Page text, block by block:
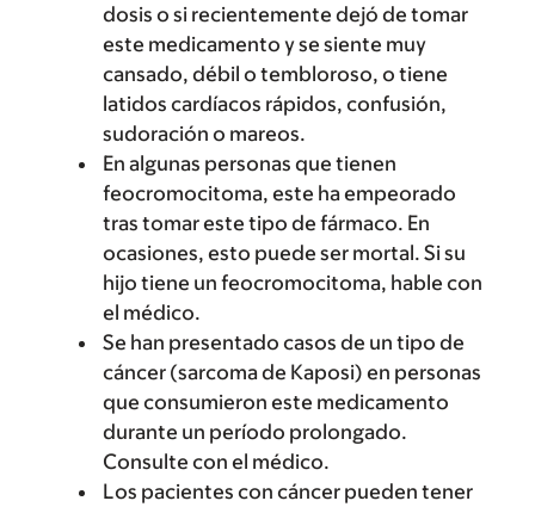
dosis o si recientemente dejó de tomar
este medicamento y se siente muy
cansado, débil o tembloroso, o tiene
latidos cardíacos rápidos, confusión,
sudoración o mareos.
En algunas personas que tienen
feocromocitoma, este ha empeorado
tras tomar este tipo de fármaco. En
ocasiones, esto puede ser mortal. Si su
hijo tiene un feocromocitoma, hable con
el médico.
Se han presentado casos de un tipo de
cáncer (sarcoma de Kaposi) en personas
que consumieron este medicamento
durante un período prolongado.
Consulte con el médico.
Los pacientes con cáncer pueden tener